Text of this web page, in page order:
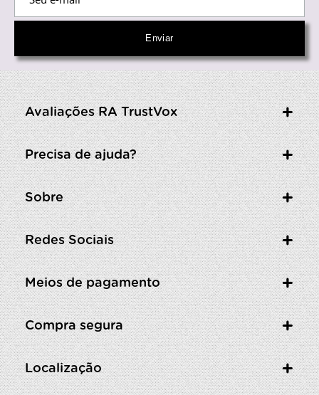
Avaliações RA TrustVox
Precisa de ajuda?
Sobre
Redes Sociais
Meios de pagamento
Compra segura
Localização